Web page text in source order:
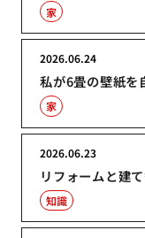
家
私が6畳の壁紙を
2026.06.24
家
リフォームと建
2026.06.23
知識